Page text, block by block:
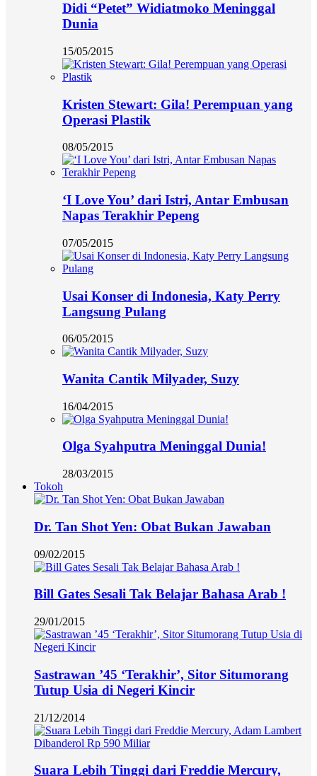
Didi “Petet” Widiatmoko Meninggal
Dunia
15/05/2015
Kristen Stewart: Gila! Perempuan yang
Operasi Plastik
08/05/2015
‘I Love You’ dari Istri, Antar Embusan
Napas Terakhir Pepeng
07/05/2015
Usai Konser di Indonesia, Katy Perry
Langsung Pulang
06/05/2015
Wanita Cantik Milyader, Suzy
16/04/2015
Olga Syahputra Meninggal Dunia!
28/03/2015
Tokoh
Dr. Tan Shot Yen: Obat Bukan Jawaban
09/02/2015
Bill Gates Sesali Tak Belajar Bahasa Arab !
29/01/2015
Sastrawan ’45 ‘Terakhir’, Sitor Situmorang
Tutup Usia di Negeri Kincir
21/12/2014
Suara Lebih Tinggi dari Freddie Mercury,